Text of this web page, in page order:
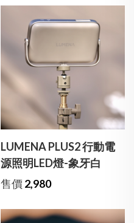
LUMENA PLUS2 行動電
源照明LED燈-象牙白
售價 2,980